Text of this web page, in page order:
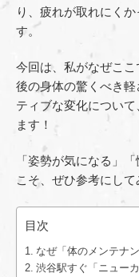
り、疲れが取れにく
す。
今回は、私がなぜこ
後の身体の驚くべき
ティブな変化につい
ます！
「姿勢が気になる」
こそ、ぜひ参考にし
目次
なぜ「体のメンテナ
渋谷駅すぐ「ニュー